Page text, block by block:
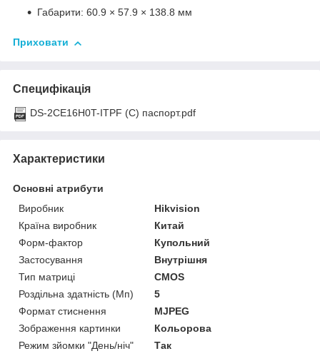
Габарити: 60.9 × 57.9 × 138.8 мм
Приховати
Специфікація
DS-2CE16H0T-ITPF (C) паспорт.pdf
Характеристики
Основні атрибути
Виробник
Hikvision
Країна виробник
Китай
Форм-фактор
Купольний
Застосування
Внутрішня
Тип матриці
CMOS
Роздільна здатність (Мп)
5
Формат стиснення
MJPEG
Зображення картинки
Кольорова
Режим зйомки "День/ніч"
Так